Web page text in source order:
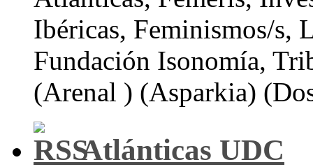
Ibéricas, Feminismos/s,
Fundación Isonomía,
(Arenal ) (Asparkia)
Atlánticas UDC